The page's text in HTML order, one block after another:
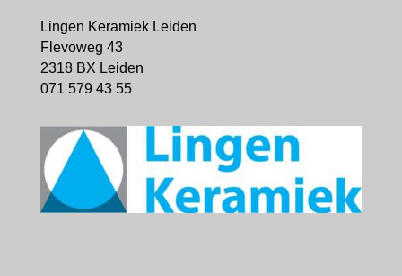
Lingen Keramiek Leiden
Flevoweg 43
2318 BX Leiden
071 579 43 55